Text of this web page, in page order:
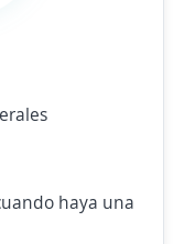
haya una